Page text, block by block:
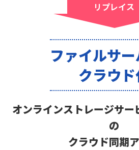
リプレイス
ファイルサ
クラウ
オンラインストレージサ
の
クラウド同期